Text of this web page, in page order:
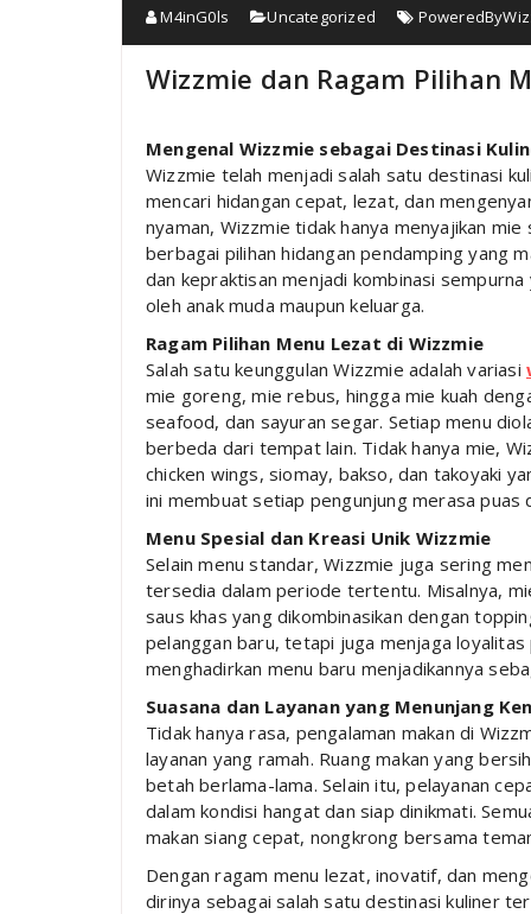
M4inG0ls Uncategorized
Wizzmie dan Ragam Pilihan
Mengenal Wizzmie sebagai Destinasi
Wizzmie telah menjadi salah satu destinasi
mencari hidangan cepat, lezat, dan
nyaman, Wizzmie tidak hanya menyajikan
berbagai pilihan hidangan pendamping yang
dan kepraktisan menjadi kombinasi
oleh anak muda maupun keluarga.
Ragam Pilihan Menu Lezat di Wizzmie
Salah satu keunggulan Wizzmie adalah variasi
mie goreng, mie rebus, hingga mie kuah
seafood, dan sayuran segar. Setiap menu
berbeda dari tempat lain. Tidak hanya mie,
chicken wings, siomay, bakso, dan takoyaki
ini membuat setiap pengunjung merasa puas
Menu Spesial dan Kreasi Unik Wizzmie
Selain menu standar, Wizzmie juga sering
tersedia dalam periode tertentu. Misalnya,
saus khas yang dikombinasikan dengan
pelanggan baru, tetapi juga menjaga
menghadirkan menu baru menjadikannya
Suasana dan Layanan yang Menunjang
Tidak hanya rasa, pengalaman makan di
layanan yang ramah. Ruang makan yang
betah berlama-lama. Selain itu, pelayanan
dalam kondisi hangat dan siap dinikmati.
makan siang cepat, nongkrong bersama
Dengan ragam menu lezat, inovatif, dan
dirinya sebagai salah satu destinasi kuliner